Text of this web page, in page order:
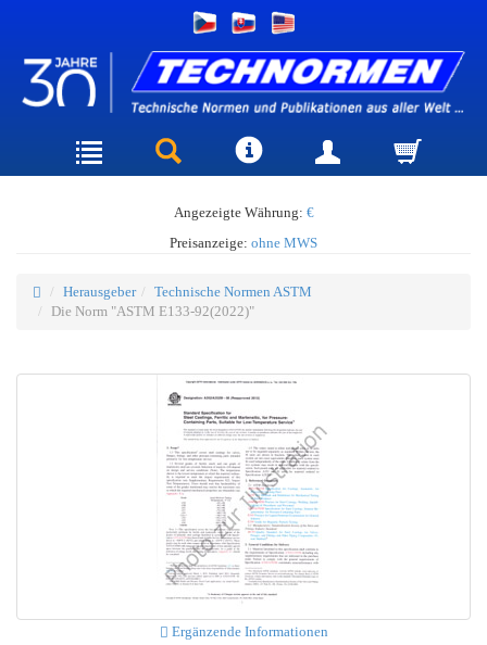
Angezeigte Währung: €
Preisanzeige: ohne MWS
Herausgeber
Technische Normen ASTM
Die Norm "ASTM E133-92(2022)"
Ergänzende Informationen